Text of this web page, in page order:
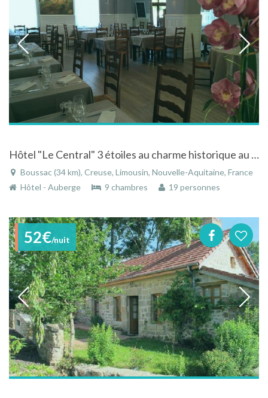
Hôtel "Le Central" 3 étoiles au charme historique au centre ville de Boussac
Boussac (34 km), Creuse, Limousin, Nouvelle-Aquitaine, France
Hôtel - Auberge
9 chambres 19 personnes
52€/nuit